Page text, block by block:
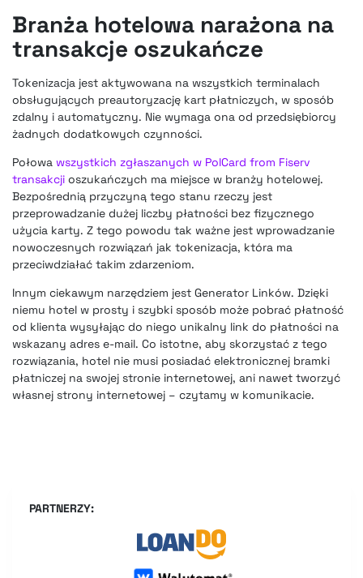
Branża hotelowa narażona na
transakcje oszukańcze
Tokenizacja jest aktywowana na wszystkich terminalach
obsługujących preautoryzację kart płatniczych, w sposób
zdalny i automatyczny. Nie wymaga ona od przedsiębiorcy
żadnych dodatkowych czynności.
Połowa wszystkich zgłaszanych w PolCard from Fiserv
transakcji oszukańczych ma miejsce w branży hotelowej.
Bezpośrednią przyczyną tego stanu rzeczy jest
przeprowadzanie dużej liczby płatności bez fizycznego
użycia karty. Z tego powodu tak ważne jest wprowadzanie
nowoczesnych rozwiązań jak tokenizacja, która ma
przeciwdziałać takim zdarzeniom.
Innym ciekawym narzędziem jest Generator Linków. Dzięki
niemu hotel w prosty i szybki sposób może pobrać płatność
od klienta wysyłając do niego unikalny link do płatności na
wskazany adres e-mail. Co istotne, aby skorzystać z tego
rozwiązania, hotel nie musi posiadać elektronicznej bramki
płatniczej na swojej stronie internetowej, ani nawet tworzyć
własnej strony internetowej – czytamy w komunikacie.
PARTNERZY: